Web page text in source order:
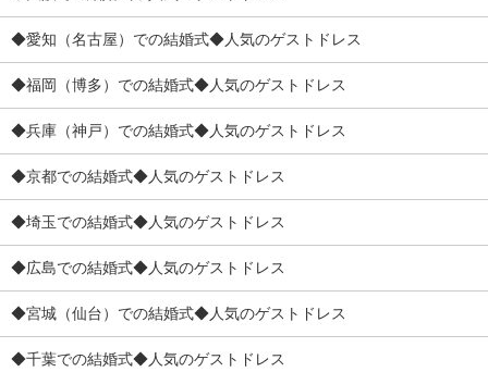
◆愛知（名古屋）での結婚式◆人気のゲストドレス
◆福岡（博多）での結婚式◆人気のゲストドレス
◆兵庫（神戸）での結婚式◆人気のゲストドレス
◆京都での結婚式◆人気のゲストドレス
◆埼玉での結婚式◆人気のゲストドレス
◆広島での結婚式◆人気のゲストドレス
◆宮城（仙台）での結婚式◆人気のゲストドレス
◆千葉での結婚式◆人気のゲストドレス